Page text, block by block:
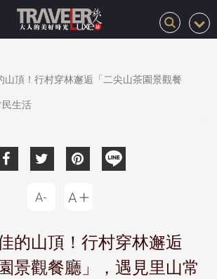
山頂！行村穿林邂逅「二尖山茶園景觀餐
生活
的山頂！行村穿林邂逅
景觀餐廳」，遇見里山常